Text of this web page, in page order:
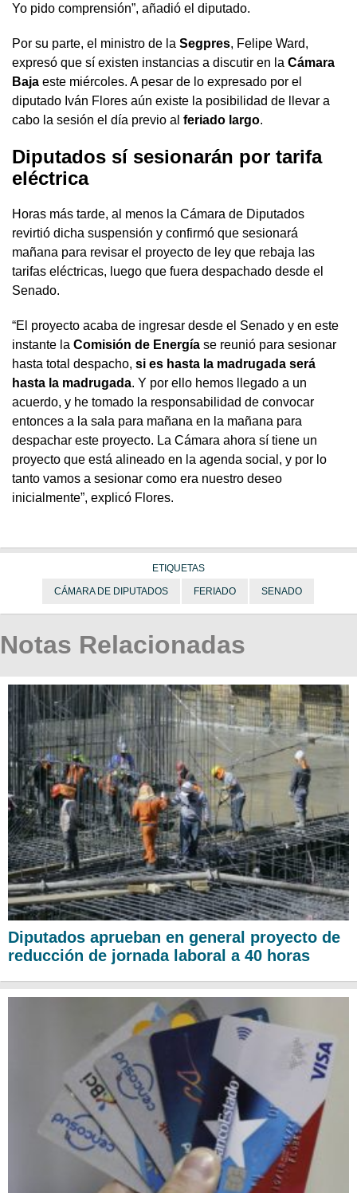
Yo pido comprensión”, añadió el diputado.
Por su parte, el ministro de la Segpres, Felipe Ward,
expresó que sí existen instancias a discutir en la Cámara
Baja este miércoles. A pesar de lo expresado por el
diputado Iván Flores aún existe la posibilidad de llevar a
cabo la sesión el día previo al feriado largo.
Diputados sí sesionarán por tarifa
eléctrica
Horas más tarde, al menos la Cámara de Diputados
revirtió dicha suspensión y confirmó que sesionará
mañana para revisar el proyecto de ley que rebaja las
tarifas eléctricas, luego que fuera despachado desde el
Senado.
“El proyecto acaba de ingresar desde el Senado y en este
instante la Comisión de Energía se reunió para sesionar
hasta total despacho, si es hasta la madrugada será
hasta la madrugada. Y por ello hemos llegado a un
acuerdo, y he tomado la responsabilidad de convocar
entonces a la sala para mañana en la mañana para
despachar este proyecto. La Cámara ahora sí tiene un
proyecto que está alineado en la agenda social, y por lo
tanto vamos a sesionar como era nuestro deseo
inicialmente”, explicó Flores.
ETIQUETAS
CÁMARA DE DIPUTADOS FERIADO SENADO
Notas Relacionadas
Diputados aprueban en general proyecto de
reducción de jornada laboral a 40 horas